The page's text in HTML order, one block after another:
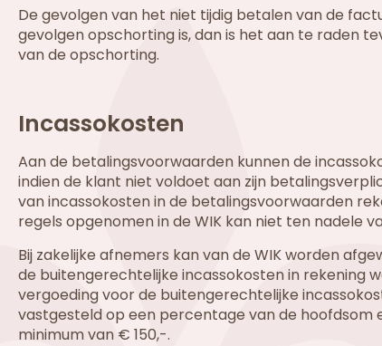
De gevolgen van het niet tijdig betalen van de
gevolgen opschorting is, dan is het aan te raden
van de opschorting.
Incassokosten
Aan de betalingsvoorwaarden kunnen de
indien de klant niet voldoet aan zijn
van incassokosten in de betalingsvoorwaarden
regels opgenomen in de WIK kan niet ten nadele
Bij zakelijke afnemers kan van de WIK worden
de buitengerechtelijke incassokosten in rekening
vergoeding voor de buitengerechtelijke
vastgesteld op een percentage van de hoofdsom
minimum van € 150,-.